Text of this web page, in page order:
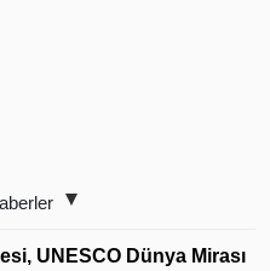
UNESCO Dünya Mirası